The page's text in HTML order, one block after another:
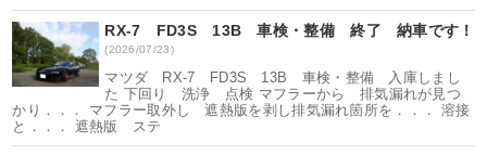
RX-7 FD3S 13B 車検・整備 終了 納車です！
(2026/07/23)
マツダ RX-7 FD3S 13B 車検・整備 入庫しまし
た 下回り 洗浄 点検 マフラーから 排気漏れが見つ
かり．．． マフラー取外し 遮熱版を剥し排気漏れ箇所を．．． 溶接
と．．． 遮熱版 ステ